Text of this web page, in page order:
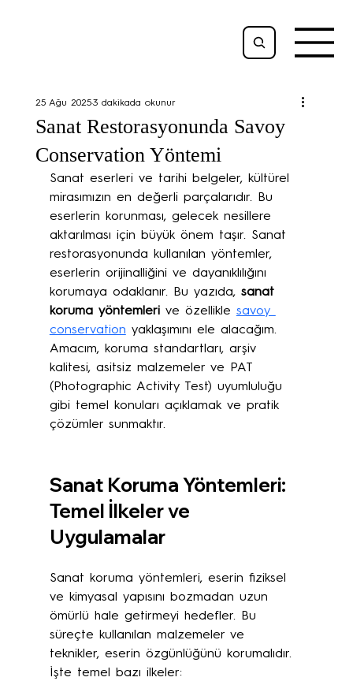
Sanat Restorasyonunda Savoy
Conservation Yöntemi
25 Ağu 20253 dakikada okunur
Sanat eserleri ve tarihi belgeler, kültürel
mirasımızın en değerli parçalarıdır. Bu
eserlerin korunması, gelecek nesillere
aktarılması için büyük önem taşır. Sanat
restorasyonunda kullanılan yöntemler,
eserlerin orijinalliğini ve dayanıklılığını
korumaya odaklanır. Bu yazıda, sanat
koruma yöntemleri ve özellikle savoy
conservation yaklaşımını ele alacağım.
Amacım, koruma standartları, arşiv
kalitesi, asitsiz malzemeler ve PAT
(Photographic Activity Test) uyumluluğu
gibi temel konuları açıklamak ve pratik
çözümler sunmaktır.
Sanat Koruma Yöntemleri:
Temel İlkeler ve
Uygulamalar
Sanat koruma yöntemleri, eserin fiziksel
ve kimyasal yapısını bozmadan uzun
ömürlü hale getirmeyi hedefler. Bu
süreçte kullanılan malzemeler ve
teknikler, eserin özgünlüğünü korumalıdır.
İşte temel bazı ilkeler: